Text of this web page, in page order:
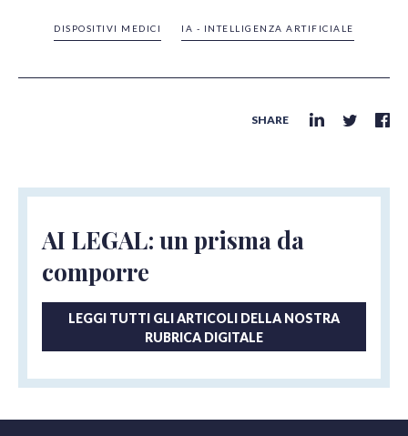
DISPOSITIVI MEDICI IA - INTELLIGENZA ARTIFICIALE
SHARE
AI LEGAL: un prisma da
comporre
LEGGI TUTTI GLI ARTICOLI DELLA NOSTRA
RUBRICA DIGITALE